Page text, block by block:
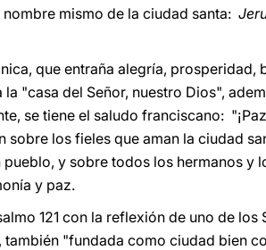
mismo de la ciudad santa:
que entraña alegría, prosperidad,
"casa del Señor, nuestro Dios",
se tiene el saludo franciscano:
los fieles que aman la ciudad
y sobre todos los hermanos y
y paz.
121 con la reflexión de uno de los
"fundada como ciudad bien